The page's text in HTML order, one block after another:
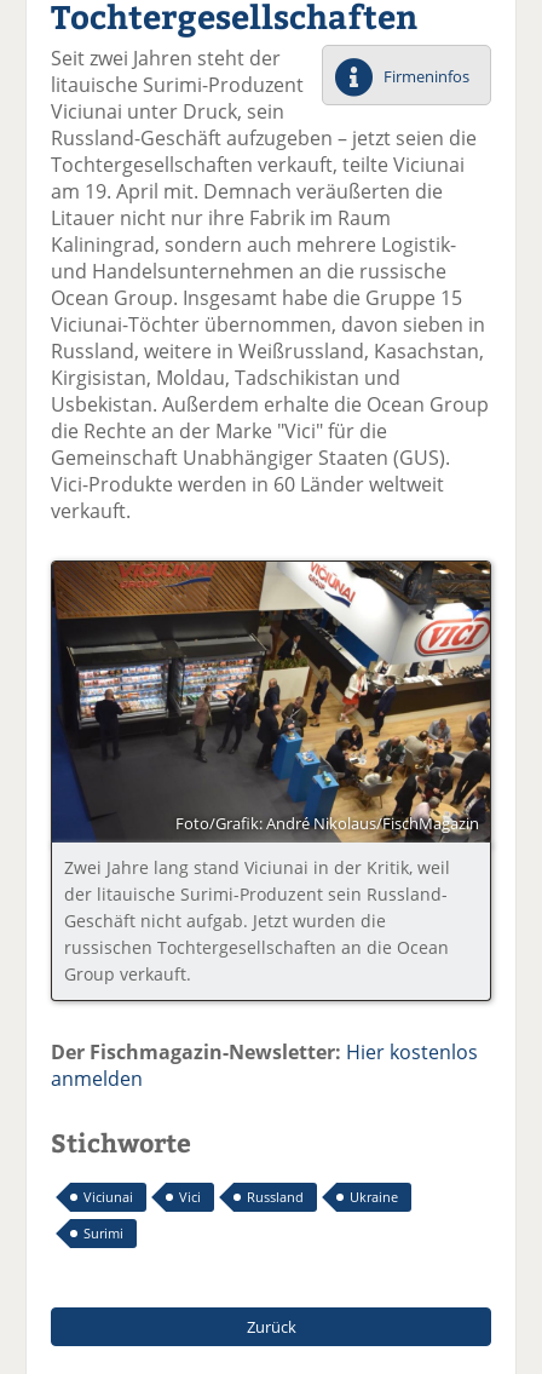
el
a
uf
F
ac
e
b
o
o
k
te
il
e
n
el
t
wi
tt
er
n
uf
Li
n
k
e
di
te
il
e
n
er
E
m
ai
l
se
n
d
e
n
ck
e
n
Tochtergesellschaften
Firmeninfos
Seit zwei Jahren steht der
litauische Surimi-Produzent
Viciunai unter Druck, sein
Russland-Geschäft aufzugeben – jetzt seien die
Tochtergesellschaften verkauft, teilte Viciunai
am 19. April mit. Demnach veräußerten die
Litauer nicht nur ihre Fabrik im Raum
Kaliningrad, sondern auch mehrere Logistik-
und Handelsunternehmen an die russische
Ocean Group. Insgesamt habe die Gruppe 15
Viciunai-Töchter übernommen, davon sieben in
Russland, weitere in Weißrussland, Kasachstan,
Kirgisistan, Moldau, Tadschikistan und
Usbekistan. Außerdem erhalte die Ocean Group
die Rechte an der Marke "Vici" für die
Gemeinschaft Unabhängiger Staaten (GUS).
Vici-Produkte werden in 60 Länder weltweit
verkauft.
Foto/Grafik: André Nikolaus/FischMagazin
Zwei Jahre lang stand Viciunai in der Kritik, weil
der litauische Surimi-Produzent sein Russland-
Geschäft nicht aufgab. Jetzt wurden die
russischen Tochtergesellschaften an die Ocean
Group verkauft.
Der Fischmagazin-Newsletter: Hier kostenlos
anmelden
Stichworte
Viciunai Vici Russland
Ukraine
Surimi
Zurück